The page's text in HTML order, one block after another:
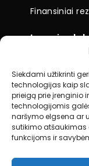
Siekdami užtikrinti
technologijas kaip
prieigą prie įrenginio
technologijomis
naršymo elgsena ar
sutikimo atšaukimas
funkcijoms ir
Finansiniai
Įmonės
Visuotiniai
Kiti
Kontaktai